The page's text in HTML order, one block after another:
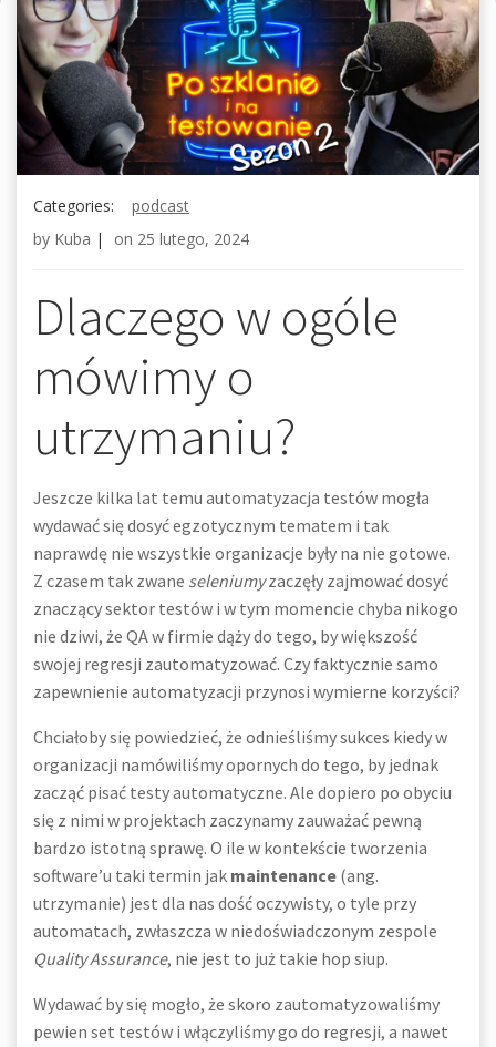
Categories:
podcast
by Kuba | on 25 lutego, 2024
Dlaczego w ogóle
mówimy o
utrzymaniu?
Jeszcze kilka lat temu automatyzacja testów mogła
wydawać się dosyć egzotycznym tematem i tak
naprawdę nie wszystkie organizacje były na nie gotowe.
Z czasem tak zwane seleniumyzaczęły zajmować dosyć
znaczący sektor testów i w tym momencie chyba nikogo
nie dziwi, że QA w firmie dąży do tego, by większość
swojej regresji zautomatyzować. Czy faktycznie samo
zapewnienie automatyzacji przynosi wymierne korzyści?
Chciałoby się powiedzieć, że odnieśliśmy sukces kiedy w
organizacji namówiliśmy opornych do tego, by jednak
zacząć pisać testy automatyczne. Ale dopiero po obyciu
się z nimi w projektach zaczynamy zauważać pewną
bardzo istotną sprawę. O ile w kontekście tworzenia
software’u taki termin jak maintenance (ang.
utrzymanie) jest dla nas dość oczywisty, o tyle przy
automatach, zwłaszcza w niedoświadczonym zespole
Quality Assurance, nie jest to już takie hop siup.
Wydawać by się mogło, że skoro zautomatyzowaliśmy
pewien set testów i włączyliśmy go do regresji, a nawet